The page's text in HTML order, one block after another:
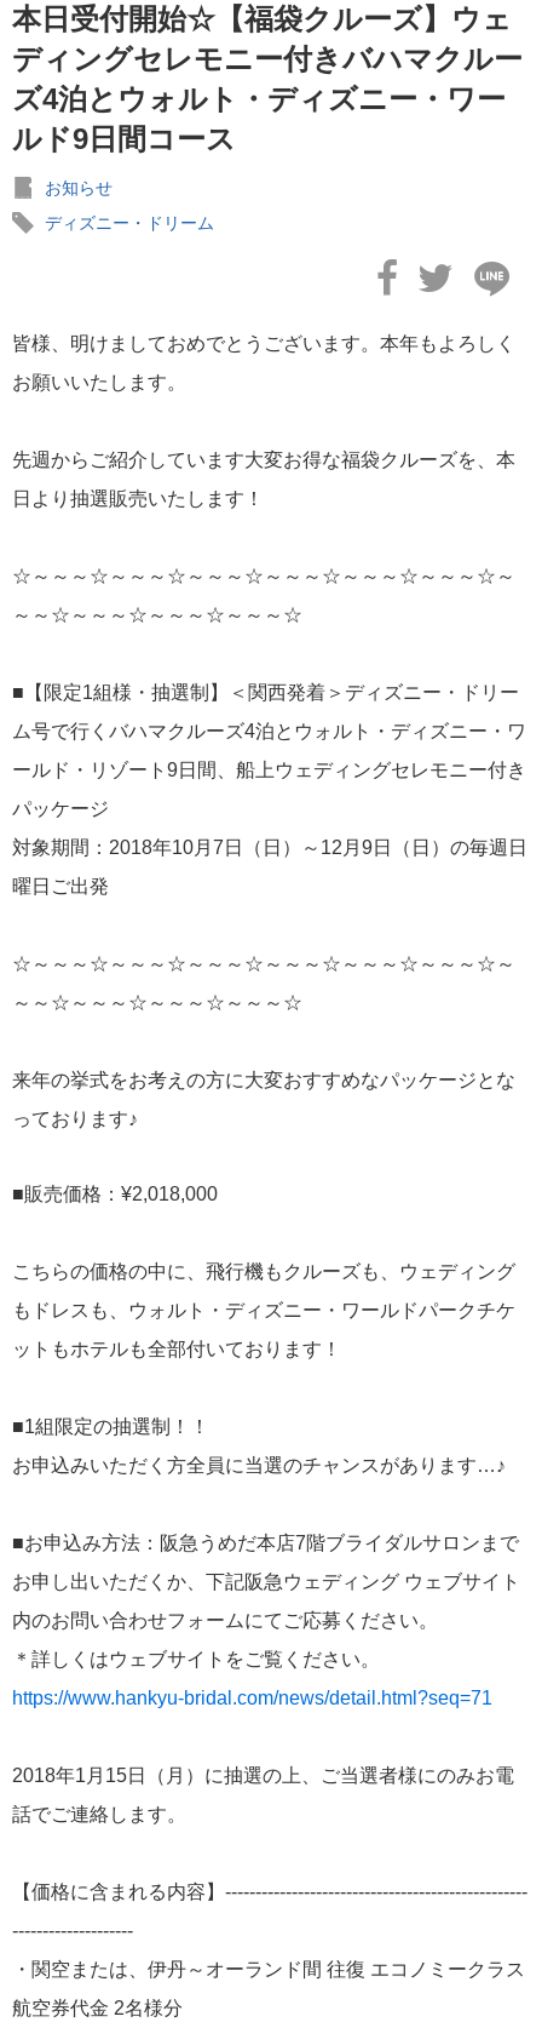
本日受付開始☆【福袋クルーズ】ウェ
ディングセレモニー付きバハマクルー
ズ4泊とウォルト・ディズニー・ワー
ルド9日間コース
お知らせ
ディズニー・ドリーム
皆様、明けましておめでとうございます。本年もよろしく
お願いいたします。
先週からご紹介しています大変お得な福袋クルーズを、本
日より抽選販売いたします！
☆～～～☆～～～☆～～～☆～～～☆～～～☆～～～☆～
～～☆～～～☆～～～☆～～～☆
■【限定1組様・抽選制】＜関西発着＞ディズニー・ドリー
ム号で行くバハマクルーズ4泊とウォルト・ディズニー・ワ
ールド・リゾート9日間、船上ウェディングセレモニー付き
パッケージ
対象期間：2018年10月7日（日）～12月9日（日）の毎週日
曜日ご出発
☆～～～☆～～～☆～～～☆～～～☆～～～☆～～～☆～
～～☆～～～☆～～～☆～～～☆
来年の挙式をお考えの方に大変おすすめなパッケージとな
っております♪
■販売価格：¥2,018,000
こちらの価格の中に、飛行機もクルーズも、ウェディング
もドレスも、ウォルト・ディズニー・ワールドパークチケ
ットもホテルも全部付いております！
■1組限定の抽選制！！
お申込みいただく方全員に当選のチャンスがあります…♪
■お申込み方法：阪急うめだ本店7階ブライダルサロンまで
お申し出いただくか、下記阪急ウェディング ウェブサイト
内のお問い合わせフォームにてご応募ください。
＊詳しくはウェブサイトをご覧ください。
https://www.hankyu-bridal.com/news/detail.html?seq=71
2018年1月15日（月）に抽選の上、ご当選者様にのみお電
話でご連絡します。
【価格に含まれる内容】--------------------------------------------------
--------------------
・関空または、伊丹～オーランド間 往復 エコノミークラス
航空券代金 2名様分